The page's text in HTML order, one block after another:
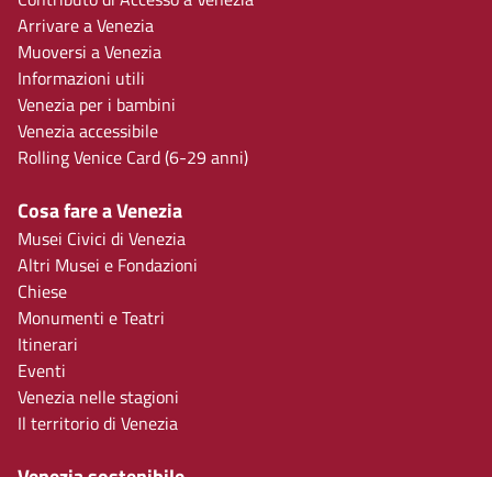
Arrivare a Venezia
Muoversi a Venezia
Informazioni utili
Venezia per i bambini
Venezia accessibile
Rolling Venice Card (6-29 anni)
Cosa fare a Venezia
Musei Civici di Venezia
Altri Musei e Fondazioni
Chiese
Monumenti e Teatri
Itinerari
Eventi
Venezia nelle stagioni
Il territorio di Venezia